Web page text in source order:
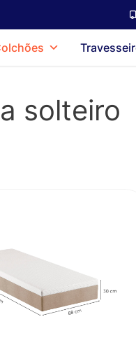
solteiro